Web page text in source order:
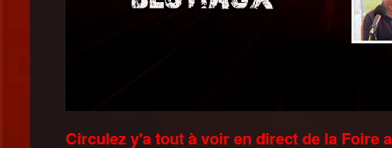
Circulez y'a tout à voir en direct de la Foire